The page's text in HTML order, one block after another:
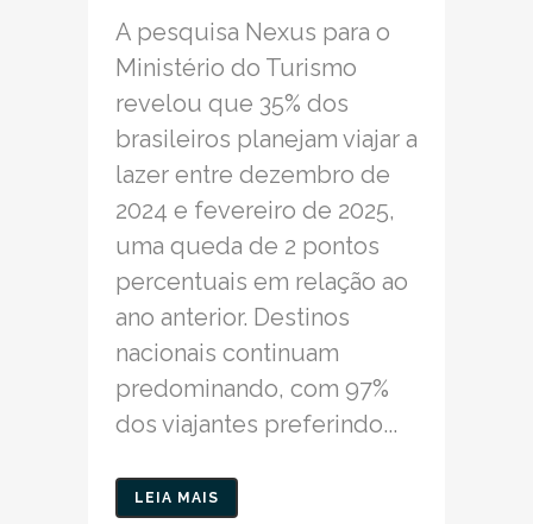
A pesquisa Nexus para o
Ministério do Turismo
revelou que 35% dos
brasileiros planejam viajar a
lazer entre dezembro de
2024 e fevereiro de 2025,
uma queda de 2 pontos
percentuais em relação ao
ano anterior. Destinos
nacionais continuam
predominando, com 97%
dos viajantes preferindo...
LEIA MAIS